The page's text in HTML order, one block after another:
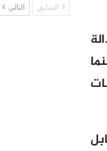
السابق التالي